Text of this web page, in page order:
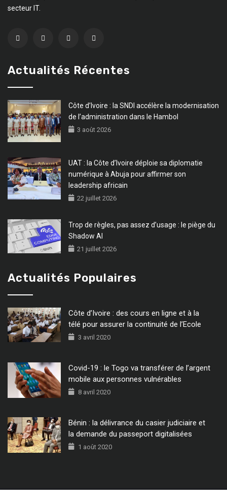
secteur IT.
Actualités Récentes
Côte d’Ivoire : la SNDI accélère la modernisation
de l’administration dans le Hambol
3 août 2026
UAT : la Côte d’Ivoire déploie sa diplomatie
numérique à Abuja pour affirmer son
leadership africain
22 juillet 2026
Trop de règles, pas assez d’usage : le piège du
Shadow AI
21 juillet 2026
Actualités Populaires
Côte d’Ivoire : des cours en ligne et à la
télé pour assurer la continuité de l’Ecole
3 avril 2020
Covid-19 : le Togo va transférer de l’argent
mobile aux personnes vulnérables
8 avril 2020
Bénin : la délivrance du casier judiciaire et
la demande du passeport digitalisées
1 août 2020